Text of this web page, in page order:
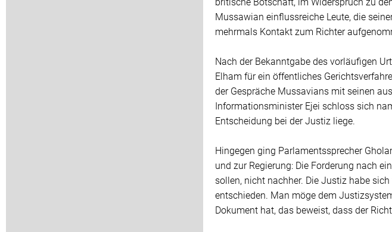
Mussawian einflussreiche Leute, die
mehrmals Kontakt zum Richter
Nach der Bekanntgabe des vorläufigen
Elham für ein öffentliches
der Gespräche Mussavians mit seinen
Informationsminister Ejei schloss sich
Entscheidung bei der Justiz liege.
Hingegen ging Parlamentssprecher
und zur Regierung: Die Forderung nach
sollen, nicht nachher. Die Justiz habe
entschieden. Man möge dem
Dokument hat, das beweist, dass der